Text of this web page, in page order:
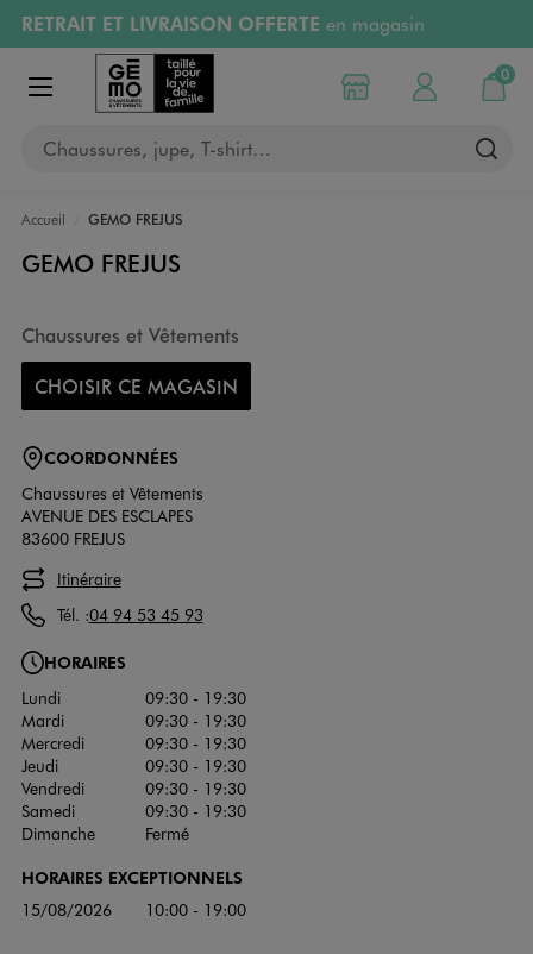
Aller au contenu principal
Aller à la navigation
RETRAIT ET LIVRAISON OFFERTE en magasin
Retours OFFERTSpendant 30 jours
PAYEZ EN 3x SANS FRAIS
RÉSERVATION GRATUITE
Afficher le menu
Chaussures, jupe, T-shirt…
Choisir mon magasin
Mon compte
0
Mon
Accueil GEMO FREJUS
GEMO FREJUS
Chaussures et Vêtements
CHOISIR CE MAGASIN
COORDONNÉES
Chaussures et Vêtements
AVENUE DES ESCLAPES
83600 FREJUS
Itinéraire
Tél. :04 94 53 45 93
HORAIRES
Lundi
09:30 - 19:30
Mardi
09:30 - 19:30
Mercredi
09:30 - 19:30
Jeudi
09:30 - 19:30
Vendredi
09:30 - 19:30
Samedi
09:30 - 19:30
Dimanche
Fermé
HORAIRES EXCEPTIONNELS
15/08/2026 10:00 - 19:00